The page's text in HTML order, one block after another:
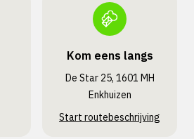
Kom eens langs
De Star 25, 1601 MH
Enkhuizen
Start routebeschrijving